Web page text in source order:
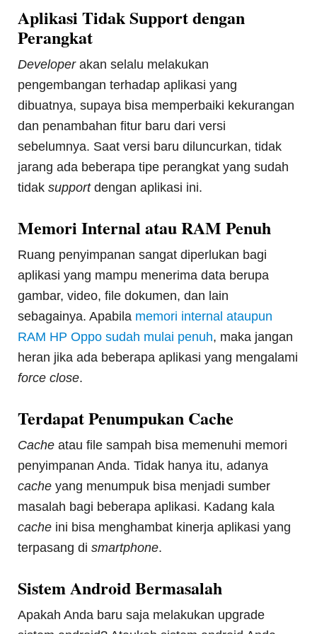
Aplikasi Tidak Support dengan
Perangkat
Developerakan selalu melakukan
pengembangan terhadap aplikasi yang
dibuatnya, supaya bisa memperbaiki kekurangan
dan penambahan fitur baru dari versi
sebelumnya. Saat versi baru diluncurkan, tidak
jarang ada beberapa tipe perangkat yang sudah
tidaksupportdengan aplikasi ini.
Memori Internal atau RAM Penuh
Ruang penyimpanan sangat diperlukan bagi
aplikasi yang mampu menerima data berupa
gambar, video, file dokumen, dan lain
sebagainya. Apabila memori internal ataupun
RAM HP Oppo sudah mulai penuh, maka jangan
heran jika ada beberapa aplikasi yang mengalami
force close.
Terdapat Penumpukan Cache
Cacheatau file sampah bisa memenuhi memori
penyimpanan Anda. Tidak hanya itu, adanya
cacheyang menumpuk bisa menjadi sumber
masalah bagi beberapa aplikasi. Kadang kala
cache ini bisa menghambat kinerja aplikasi yang
terpasang dismartphone.
Sistem Android Bermasalah
Apakah Anda baru saja melakukan upgrade